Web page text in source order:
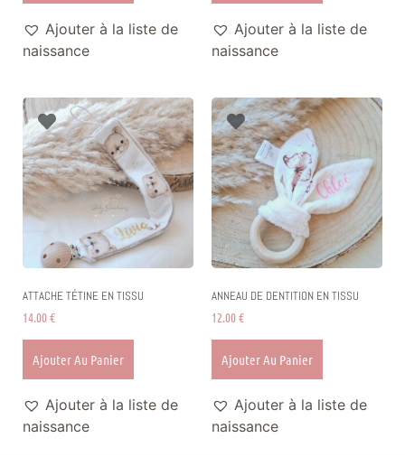
Ajouter à la liste de
naissance
Ajouter à la liste de
naissance
ATTACHE TÉTINE EN TISSU
14.00€
Ajouter Au Panier
Ajouter à la liste de
naissance
ANNEAU DE DENTITION EN TISSU
12.00€
Ajouter Au Panier
Ajouter à la liste de
naissance